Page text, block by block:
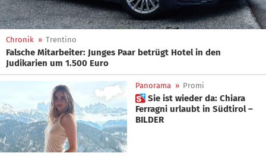
Chronik » Trentino
Falsche Mitarbeiter: Junges Paar betrügt Hotel in den
Judikarien um 1.500 Euro
Panorama » Promi
 Sie ist wieder da: Chiara
Ferragni urlaubt in Südtirol –
BILDER